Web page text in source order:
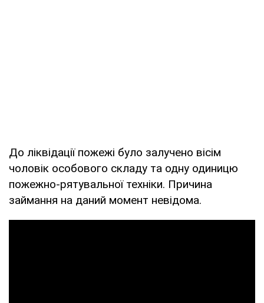
До ліквідації пожежі було залучено вісім
чоловік особового складу та одну одиницю
пожежно-рятувальної техніки. Причина
займання на даний момент невідома.